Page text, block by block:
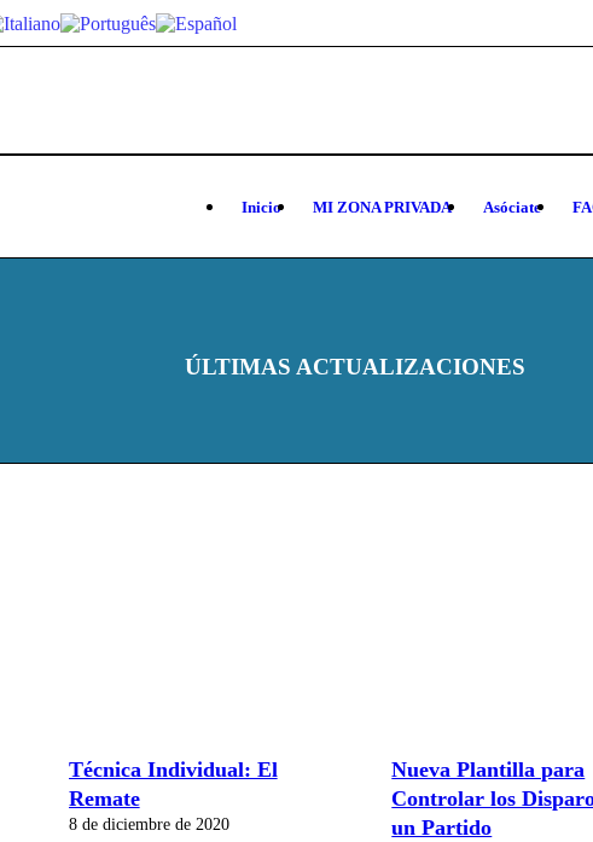
Inicio MI ZONA PRIVADA Asóciate
ÚLTIMAS ACTUALIZACIONES
Técnica Individual: El
Remate
8 de diciembre de 2020
Nueva Plantilla para
Controlar los
un Partido